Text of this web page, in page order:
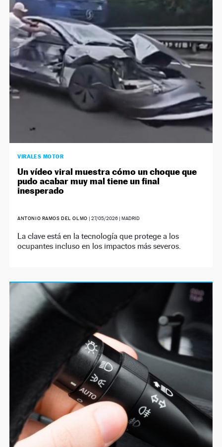
NEWSLETTER
SÍGUENOS
VIRALES MOTOR
Un vídeo viral muestra cómo un choque que
pudo acabar muy mal tiene un final
inesperado
ANTONIO RAMOS DEL OLMO |27/05/2026 | MADRID
La clave está en la tecnología que protege a los
ocupantes incluso en los impactos más severos.